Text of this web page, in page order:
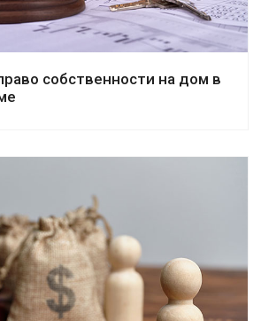
собственности на дом в
дело